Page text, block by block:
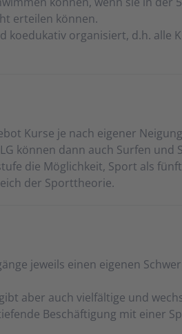
er­tei­len kön­nen.
ko­edu­ka­tiv or­ga­ni­siert, d.h. al­le
Kur­se je nach eige­ner
kön­nen dann auch Surf­en und
die Mög­lich­keit, Sport als
der Sport­theo­rie.
je­weils ein­en ei­gen­en
aber auch viel­fäl­ti­ge und
Be­schäf­ti­gung mit einer